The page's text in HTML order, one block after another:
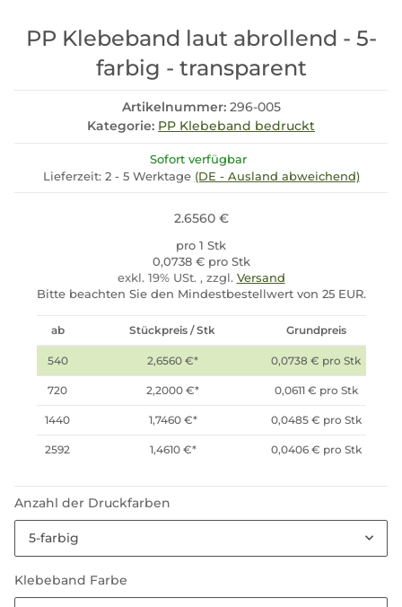
PP Klebeband laut abrollend - 5-
farbig - transparent
Artikelnummer: 296-005
Kategorie: PP Klebeband bedruckt
Sofort verfügbar
Lieferzeit: 2 - 5 Werktage (DE - Ausland abweichend)
2.6560 €
pro 1 Stk
0,0738 € pro Stk
exkl. 19% USt. , zzgl. Versand
Bitte beachten Sie den Mindestbestellwert von 25 EUR.
ab Stückpreis / Stk Grundpreis
540 2,6560 €* 0,0738 € pro Stk
720 2,2000 €* 0,0611 € pro Stk
1440 1,7460 €* 0,0485 € pro Stk
2592 1,4610 €* 0,0406 € pro Stk
Anzahl der Druckfarben
5-farbig
Klebeband Farbe